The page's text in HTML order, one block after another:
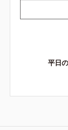
平日